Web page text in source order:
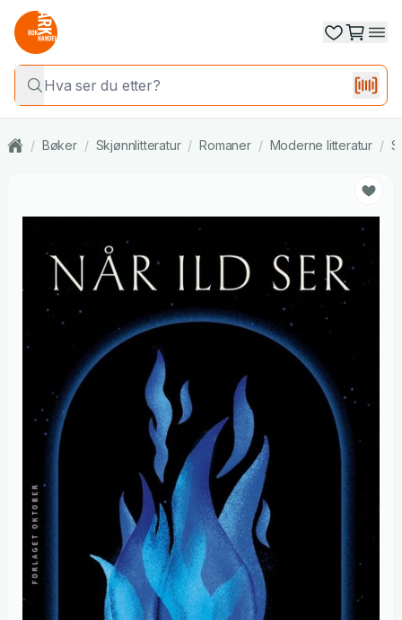
/ Bøker / Skjønnlitteratur / Romaner / Moderne litteratur /